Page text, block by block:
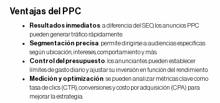
Ventajas del PPC
Resultados inmediatos: a diferencia del SEO, los anuncios PPC
pueden generar tráfico rápidamente.
Segmentación precisa: permite dirigirse a audiencias específicas
según ubicación, intereses, comportamiento y más.
Control del presupuesto: los anunciantes pueden establecer
límites de gasto diario y ajustar su inversión en función del rendimiento.
Medición y optimización: se pueden analizar métricas clave como
tasa de clics (CTR), conversiones y costo por adquisición (CPA) para
mejorar la estrategia.